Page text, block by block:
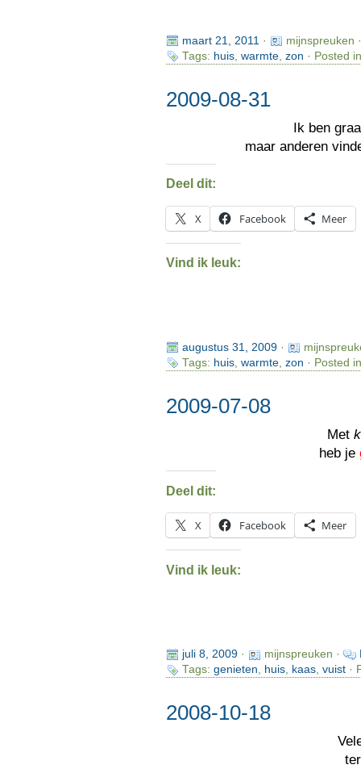
maart 21, 2011 ·
mijnspreuken
Tags: huis, warmte, zon · Posted
2009-08-31
Ik ben
maar anderen
Deel dit:
X Facebook Meer
Vind ik leuk:
augustus 31, 2009·
Tags: huis, warmte, zon · Posted
2009-07-08
Met
heb je
Deel dit:
X Facebook Meer
Vind ik leuk:
juli 8, 2009· mijnspreuken ·
Tags: genieten, huis, kaas, vuist·
2008-10-18